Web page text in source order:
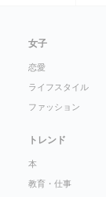
女子
恋愛
ライフスタイル
ファッション
トレンド
本
教育・仕事